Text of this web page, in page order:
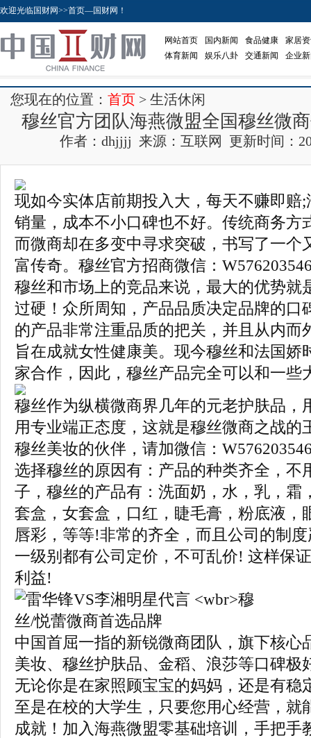
欢迎光临国财网>>首页—国财网！
网站首页 国内新闻 食品健康
家居
体育新闻
娱乐八卦 交通新闻 企业
您现在的位置： 首页 > 生活休闲
穆丝官方团队海燕微盟全国穆丝微
作者：dhjjjj 来源：互联网 更新时间：
现如今实体店前期投入大，每天不赚即赔
销量，成本不小口碑也不好。传统商务方
而微商却在多变中寻求突破，书写了一个
富传奇。穆丝官方招商微信：
穆丝和市场上的竞品来说，最大的优势就
过硬！众所周知，产品品质决定品牌的口
的产品非常注重品质的把关，并且从内而
旨在成就女性健康美。现今穆丝和法国娇
家合作，因此，穆丝产品完全可以和一些
穆丝作为纵横微商界几年的元老护肤品，
用专业端正态度，这就是穆丝微商之战的
穆丝美妆的伙伴，请加微信：
选择穆丝的原因有：产品的种类齐全，不
子，穆丝的产品有：洗面奶，水，乳，霜
套盒，女套盒，口红，睫毛膏，粉底液，
唇彩，等等!非常的齐全，而且公司的制
一级别都有公司定价，不可乱价! 这样保
利益!
中国首屈一指的新锐微商团队，旗下核心
美妆、穆丝护肤品、金稻、浪莎等口碑极
无论你是在家照顾宝宝的妈妈，还是有稳
至是在校的大学生，只要您用心经营，就
成就！加入海燕微盟零基础培训，手把手